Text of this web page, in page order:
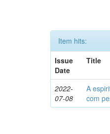
Item hits:
Issue
Date
Title
2022-
07-08
A
com